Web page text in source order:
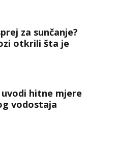
za sunčanje?
otkrili šta je
hitne mjere
vodostaja